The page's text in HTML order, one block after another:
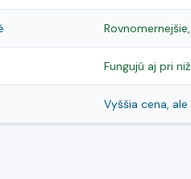
Fungujú aj pri
Vyššia cena,